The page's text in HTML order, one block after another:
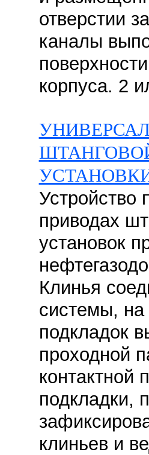
отверстии
каналы
корпуса. 2
Устройство
приводах
установок
Клинья
системы, на
подкладок
проходной
контактной
подкладки,
клиньев и